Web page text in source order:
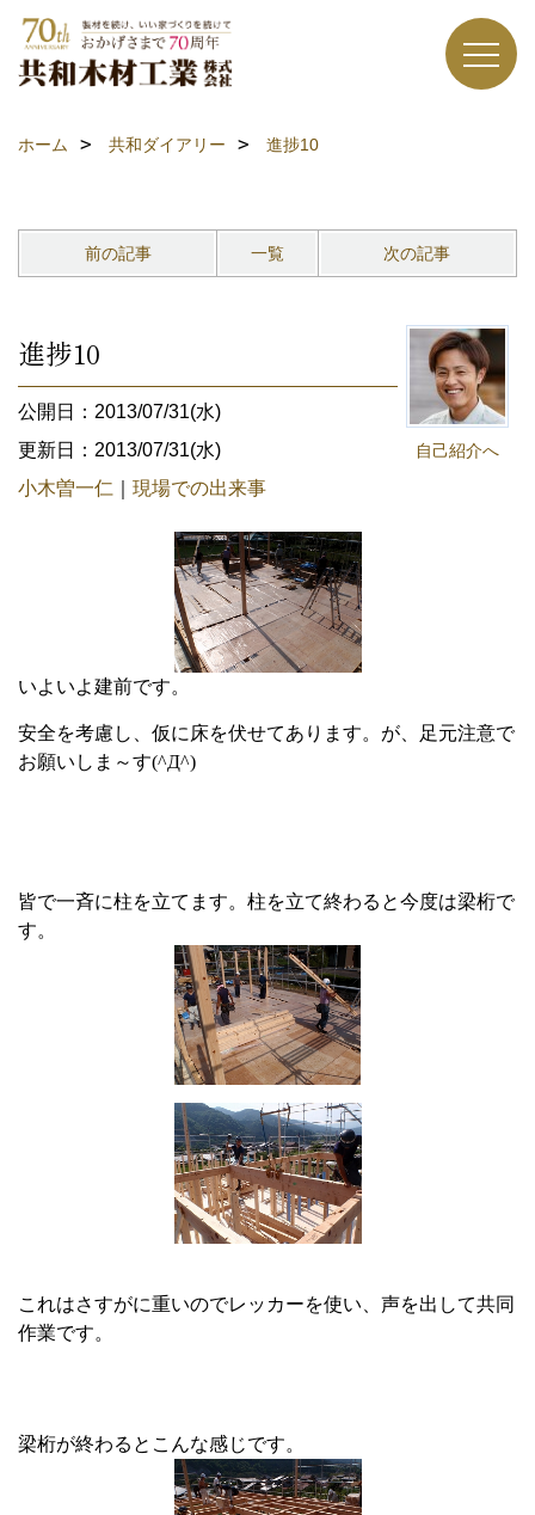
ホーム 共和ダイアリー 進捗10
前の記事 一覧 次の記事
自己紹介へ
進捗10
公開日：2013/07/31(水)
更新日：2013/07/31(水)
小木曽一仁
現場での出来事
いよいよ建前です。
安全を考慮し、仮に床を伏せてあります。が、足元注意で
お願いしま～す(^Д^)
皆で一斉に柱を立てます。柱を立て終わると今度は梁桁で
す。
これはさすがに重いのでレッカーを使い、声を出して共同
作業です。
梁桁が終わるとこんな感じです。